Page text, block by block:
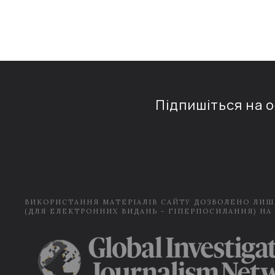
Підпишіться на
ВИКОРИСТАННЯ МАТЕРІАЛІВ САЙТУ ДОЗВОЛЕНО
(ДЛЯ ЕЛЕКТРОННИХ ВИДАНЬ - ГІПЕРПОСИЛАННЯ) НА